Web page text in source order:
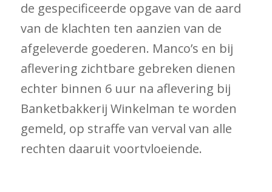
de gespecificeerde opgave van de aard
van de klachten ten aanzien van de
afgeleverde goederen. Manco’s en bij
aflevering zichtbare gebreken dienen
echter binnen 6 uur na aflevering bij
Banketbakkerij Winkelman te worden
gemeld, op straffe van verval van alle
rechten daaruit voortvloeiende.